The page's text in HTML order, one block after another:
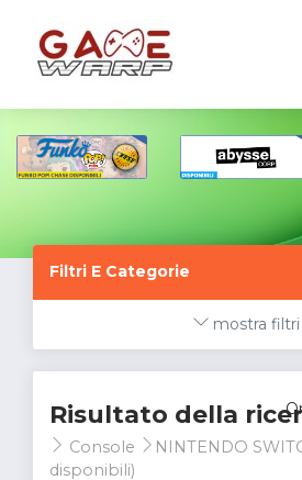
Filtri E Categorie
mostra filtri
Risultato della
Console NINTENDO
disponibili)